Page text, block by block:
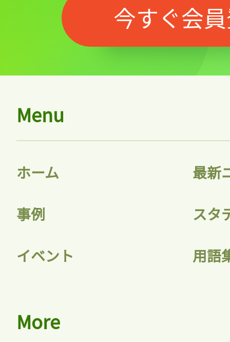
会員登録
今すぐ会
Menu
ホーム 最新
事例 スタ
イベント 用語
More